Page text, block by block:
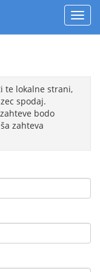
te lokalne strani,
spodaj.
bodo
zahteva